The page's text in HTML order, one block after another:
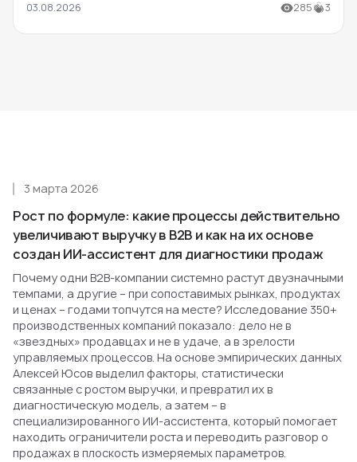
03.08.2026 285 3
Рост по формуле: какие процессы действительно
увеличивают выручку в B2B и как на их основе
создан ИИ-ассистент для диагностики продаж
3 марта 2026
Почему одни B2B-компании системно растут двузначными
темпами, а другие – при сопоставимых рынках, продуктах
и ценах – годами топчутся на месте? Исследование 350+
производственных компаний показало: дело не в
«звездных» продавцах и не в удаче, а в зрелости
управляемых процессов. На основе эмпирических данных
Алексей Юсов выделил факторы, статистически
связанные с ростом выручки, и превратил их в
диагностическую модель, а затем – в
специализированного ИИ-ассистента, который помогает
находить ограничители роста и переводить разговор о
продажах в плоскость измеряемых параметров.